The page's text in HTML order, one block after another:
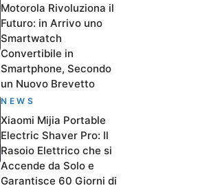
Motorola Rivoluziona il
Futuro: in Arrivo uno
Smartwatch
Convertibile in
Smartphone, Secondo
un Nuovo Brevetto
NEWS
Xiaomi Mijia Portable
Electric Shaver Pro: Il
Rasoio Elettrico che si
Accende da Solo e
Garantisce 60 Giorni di